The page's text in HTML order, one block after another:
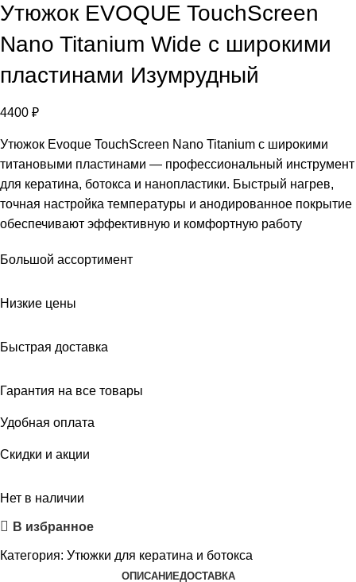
Утюжок EVOQUE TouchScreen
Nano Titanium Wide с широкими
пластинами Изумрудный
4400 ₽
Утюжок Evoque TouchScreen Nano Titanium с широкими
титановыми пластинами — профессиональный инструмент
для кератина, ботокса и нанопластики. Быстрый нагрев,
точная настройка температуры и анодированное покрытие
обеспечивают эффективную и комфортную работу
Большой ассортимент
Низкие цены
Быстрая доставка
Гарантия на все товары
Удобная оплата
Скидки и акции
Нет в наличии
В избранное
Категория: Утюжки для кератина и ботокса
ОПИСАНИЕДОСТАВКА